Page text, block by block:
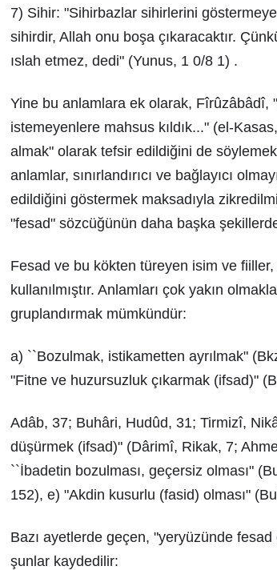
7) Sihir: "Sihirbazlar sihirlerini
sihirdir, Allah onu boşa çıkaracaktır.
ıslah etmez, dedi" (Yunus, 1 0/8 1) .
Yine bu anlamlara ek olarak, Fîrûzâbâdî,
istemeyenlere mahsus kıldık..." (el-
almak" olarak tefsir edildiğini de
anlamlar, sınırlandırıcı ve bağlayıcı
edildiğini göstermek maksadıyla
"fesad" sözcüğünün daha başka
Fesad ve bu kökten türeyen isim ve
kullanılmıştır. Anlamları çok yakın
gruplandırmak mümkündür:
a) ``Bozulmak, istikametten ayrılmak"
"Fitne ve huzursuzluk çıkarmak (ifsad)"
Adâb, 37; Buhâri, Hudûd, 31; Tirmizî,
düşürmek (ifsad)" (Dârimî, Rikak, 7;
``İbadetin bozulması, geçersiz olması"
152), e) "Akdin kusurlu (fasid) olması"
Bazı ayetlerde geçen, "yeryüzünde
şunlar kaydedilir: